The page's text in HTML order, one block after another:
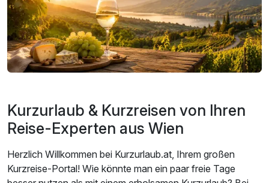
Kurzurlaub & Kurzreisen von Ihren
Reise-Experten aus Wien
Herzlich Willkommen bei Kurzurlaub.at, Ihrem großen
Kurzreise-Portal! Wie könnte man ein paar freie Tage